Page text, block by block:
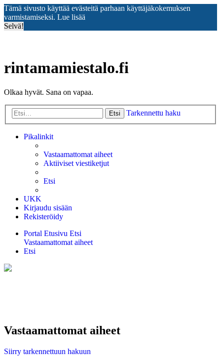
Tämä sivusto käyttää evästeitä parhaan käyttäjäkokemuksen
varmistamiseksi. Lue lisää
Selvä!
rintamamiestalo.fi
Olkaa hyvät. Sana on vapaa.
Etsi Tarkennettu haku
Pikalinkit
Vastaamattomat aiheet
Aktiiviset viestiketjut
Etsi
UKK
Kirjaudu sisään
Rekisteröidy
Portal Etusivu Etsi
Vastaamattomat aiheet
Etsi
Vastaamattomat aiheet
Siirry tarkennettuun hakuun